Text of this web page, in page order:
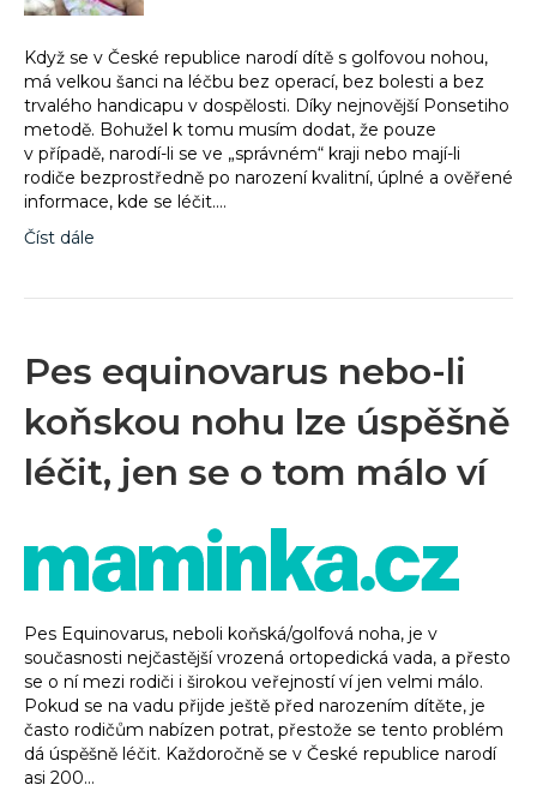
Když se v České republice narodí dítě s golfovou nohou,
má velkou šanci na léčbu bez operací, bez bolesti a bez
trvalého handicapu v dospělosti. Díky nejnovější Ponsetiho
metodě. Bohužel k tomu musím dodat, že pouze
v případě, narodí-li se ve „správném“ kraji nebo mají-li
rodiče bezprostředně po narození kvalitní, úplné a ověřené
informace, kde se léčit.…
Číst dále
Pes equinovarus nebo-li
koňskou nohu lze úspěšně
léčit, jen se o tom málo ví
Pes Equinovarus, neboli koňská/golfová noha, je v
současnosti nejčastější vrozená ortopedická vada, a přesto
se o ní mezi rodiči i širokou veřejností ví jen velmi málo.
Pokud se na vadu přijde ještě před narozením dítěte, je
často rodičům nabízen potrat, přestože se tento problém
dá úspěšně léčit. Každoročně se v České republice narodí
asi 200…